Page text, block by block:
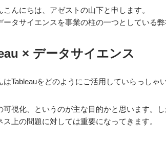
こんにちは、アゼストの山下と申します。
ータサイエンスを事業の柱の一つとしている
× データサイエンス
はTableauをどのようにご活用していらっしゃ
可視化、というのが主な目的かと思います。
ス上の問題に対しては重要になってきます。